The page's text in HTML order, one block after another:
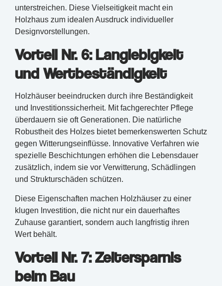
unterstreichen. Diese Vielseitigkeit macht ein
Holzhaus zum idealen Ausdruck individueller
Designvorstellungen.
Vorteil Nr. 6: Langlebigkeit
und Wertbeständigkeit
Holzhäuser beeindrucken durch ihre Beständigkeit
und Investitionssicherheit. Mit fachgerechter Pflege
überdauern sie oft Generationen. Die natürliche
Robustheit des Holzes bietet bemerkenswerten Schutz
gegen Witterungseinflüsse. Innovative Verfahren wie
spezielle Beschichtungen erhöhen die Lebensdauer
zusätzlich, indem sie vor Verwitterung, Schädlingen
und Strukturschäden schützen.
Diese Eigenschaften machen Holzhäuser zu einer
klugen Investition, die nicht nur ein dauerhaftes
Zuhause garantiert, sondern auch langfristig ihren
Wert behält.
Vorteil Nr. 7: Zeitersparnis
beim Bau